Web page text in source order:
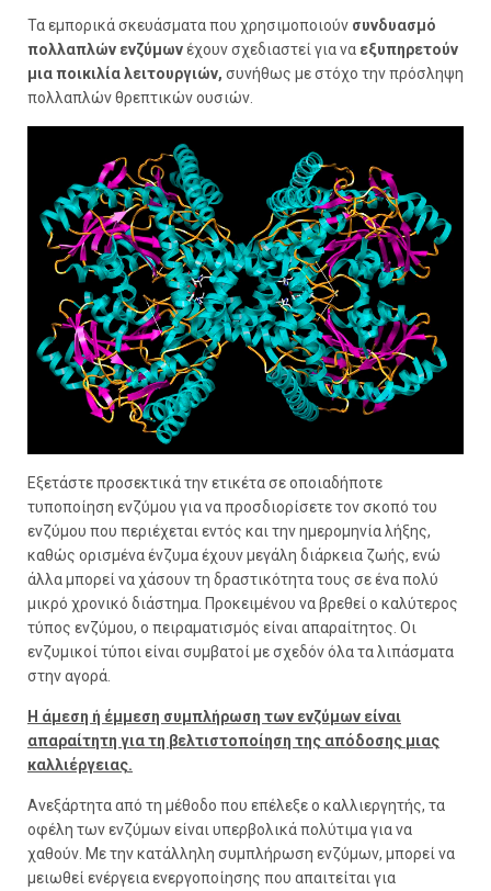
Τα εμπορικά σκευάσματα που χρησιμοποιούν συνδυασμό
πολλαπλών ενζύμωνέχουν σχεδιαστεί για να εξυπηρετούν
μια ποικιλία λειτουργιών, συνήθως με στόχο την πρόσληψη
πολλαπλών θρεπτικών ουσιών.
Εξετάστε προσεκτικά την ετικέτα σε οποιαδήποτε
τυποποίηση ενζύμου για να προσδιορίσετε τον σκοπό του
ενζύμου που περιέχεται εντός και την ημερομηνία λήξης,
καθώς ορισμένα ένζυμα έχουν μεγάλη διάρκεια ζωής, ενώ
άλλα μπορεί να χάσουν τη δραστικότητα τους σε ένα πολύ
μικρό χρονικό διάστημα. Προκειμένου να βρεθεί ο καλύτερος
τύπος ενζύμου, ο πειραματισμός είναι απαραίτητος. Οι
ενζυμικοί τύποι είναι συμβατοί με σχεδόν όλα τα λιπάσματα
στην αγορά.
Η άμεση ή έμμεση συμπλήρωση των ενζύμων είναι
απαραίτητη για τη βελτιστοποίηση της απόδοσης μιας
καλλιέργειας.
Ανεξάρτητα από τη μέθοδο που επέλεξε ο καλλιεργητής, τα
οφέλη των ενζύμων είναι υπερβολικά πολύτιμα για να
χαθούν. Με την κατάλληλη συμπλήρωση ενζύμων, μπορεί να
μειωθεί ενέργεια ενεργοποίησης που απαιτείται για